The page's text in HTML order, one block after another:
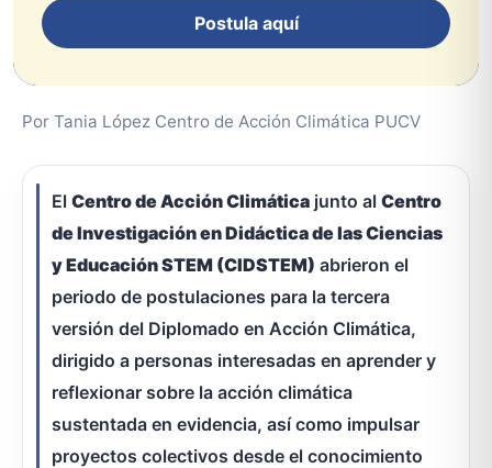
Postula aquí
Por Tania López Centro de Acción Climática PUCV
El Centro de Acción Climática junto al Centro
de Investigación en Didáctica de las Ciencias
y Educación STEM (CIDSTEM) abrieron el
periodo de postulaciones para la tercera
versión del Diplomado en Acción Climática,
dirigido a personas interesadas en aprender y
reflexionar sobre la acción climática
sustentada en evidencia, así como impulsar
proyectos colectivos desde el conocimiento